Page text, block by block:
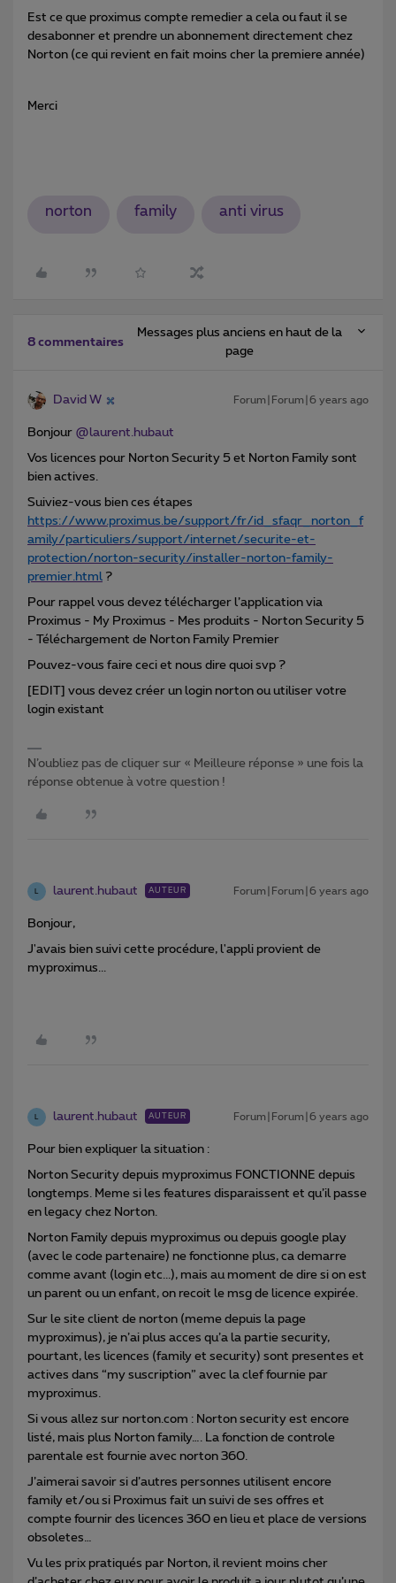
Est ce que proximus compte remedier a cela ou faut il se
desabonner et prendre un abonnement directement chez
Norton (ce qui revient en fait moins cher la premiere année)
Merci
norton family anti virus
8 commentaires
Messages plus anciens en haut de la
page
David W Forum|Forum|6 years ago
Bonjour @laurent.hubaut
Vos licences pour Norton Security 5 et Norton Family sont
bien actives.
Suiviez-vous bien ces étapes
https://www.proximus.be/support/fr/id_sfaqr_norton_f
amily/particuliers/support/internet/securite-et-
protection/norton-security/installer-norton-family-
premier.html ?
Pour rappel vous devez télécharger l’application via
Proximus - My Proximus - Mes produits - Norton Security 5
- Téléchargement de Norton Family Premier
Pouvez-vous faire ceci et nous dire quoi svp ?
[EDIT] vous devez créer un login norton ou utiliser votre
login existant
N’oubliez pas de cliquer sur « Meilleure réponse » une fois la
réponse obtenue à votre question !
laurent.hubaut AUTEUR Forum|Forum|6 years ago
Bonjour,
J'avais bien suivi cette procédure, l'appli provient de
myproximus...
laurent.hubaut AUTEUR Forum|Forum|6 years ago
Pour bien expliquer la situation :
Norton Security depuis myproximus FONCTIONNE depuis
longtemps. Meme si les features disparaissent et qu’il passe
en legacy chez Norton.
Norton Family depuis myproximus ou depuis google play
(avec le code partenaire) ne fonctionne plus, ca demarre
comme avant (login etc...), mais au moment de dire si on est
un parent ou un enfant, on recoit le msg de licence expirée.
Sur le site client de norton (meme depuis la page
myproximus), je n’ai plus acces qu’a la partie security,
pourtant, les licences (family et security) sont presentes et
actives dans “my suscription” avec la clef fournie par
myproximus.
Si vous allez sur norton.com : Norton security est encore
listé, mais plus Norton family…. La fonction de controle
parentale est fournie avec norton 360.
J’aimerai savoir si d’autres personnes utilisent encore
family et/ou si Proximus fait un suivi de ses offres et
compte fournir des licences 360 en lieu et place de versions
obsoletes…
Vu les prix pratiqués par Norton, il revient moins cher